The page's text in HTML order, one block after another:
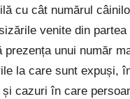
cu cât numărul
venite din
unui număr
la care sunt expuși,
cazuri în care